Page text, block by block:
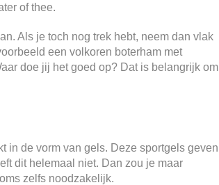
of thee.
Als je toch nog trek hebt, neem dan vlak
een volkoren boterham met
doe jij het goed op? Dat is belangrijk om
in de vorm van gels. Deze sportgels geven
dit helemaal niet. Dan zou je maar
zelfs noodzakelijk.